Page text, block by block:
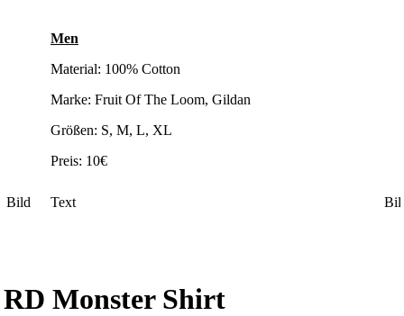
Men
Material: 100% Cotton
Marke: Fruit Of The Loom, Gildan
Größen: S, M, L, XL
Preis: 10€
Bild Text
RD Monster Shirt